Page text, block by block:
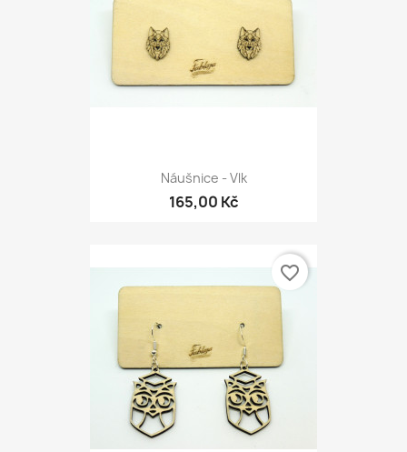
Náušnice - Vlk
165,00 Kč
favorite_border